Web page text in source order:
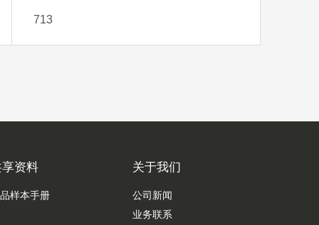
713
资料
样本手册
关于我们
公司新闻
业务联系